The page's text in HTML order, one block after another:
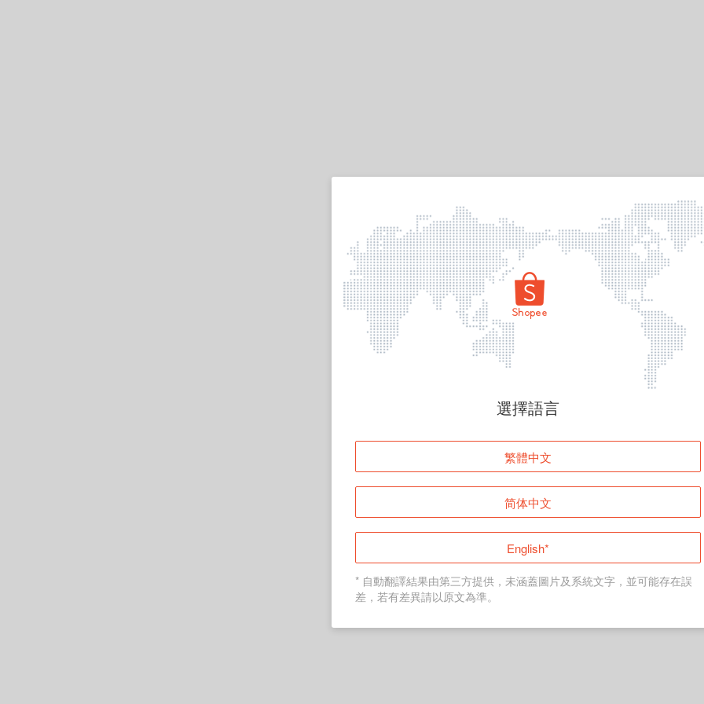
頁面無法顯示
登入
返回首頁
選擇語言
繁體中文
简体中文
English*
* 自動翻譯結果由第三方提供，未涵蓋圖片及系統文字，並可能存在誤
差，若有差異請以原文為準。